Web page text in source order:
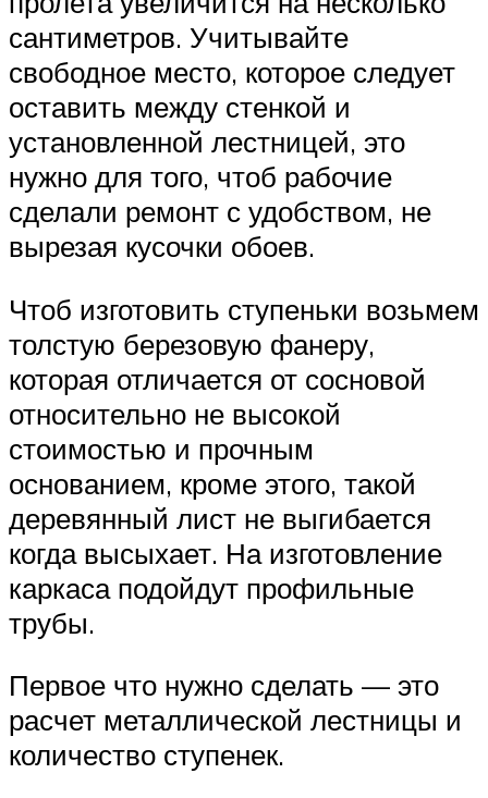
сантиметров. Учитывайте
свободное место, которое следует
оставить между стенкой и
установленной лестницей, это
нужно для того, чтоб рабочие
сделали ремонт с удобством, не
вырезая кусочки обоев.
Чтоб изготовить ступеньки возьмем
толстую березовую фанеру,
которая отличается от сосновой
относительно не высокой
стоимостью и прочным
основанием, кроме этого, такой
деревянный лист не выгибается
когда высыхает. На изготовление
каркаса подойдут профильные
трубы.
Первое что нужно сделать — это
расчет металлической лестницы и
количество ступенек.